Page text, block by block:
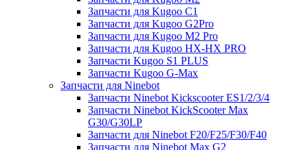
Запчасти для Kugoo C1
Запчасти для Kugoo G2Pro
Запчасти для Kugoo M2 Pro
Запчасти для Kugoo HX-HX PRO
Запчасти Kugoo S1 PLUS
Запчасти Kugoo G-Max
Запчасти для Ninebot
Запчасти Ninebot Kickscooter ES1/2/3/4
Запчасти Ninebot KickScooter Max
G30/G30LP
Запчасти для Ninebot F20/F25/F30/F40
Запчасти для Ninebot Max G2